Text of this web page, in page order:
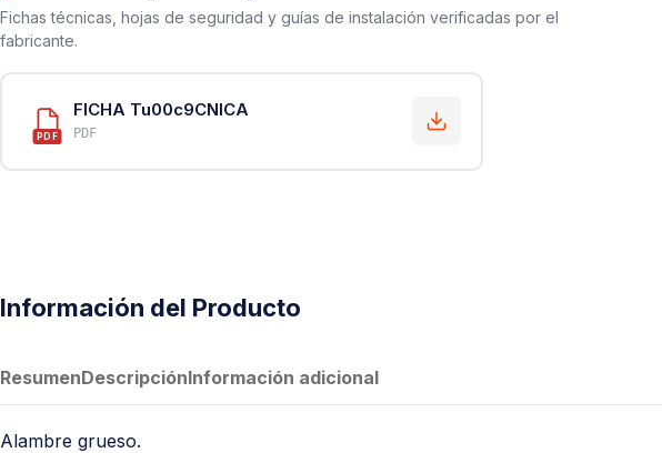
Fichas técnicas, hojas de seguridad y guías de instalación verificadas por el
fabricante.
PDF
FICHA Tu00c9CNICA
PDF
Información del Producto
ResumenDescripciónInformación adicional
Alambre grueso.